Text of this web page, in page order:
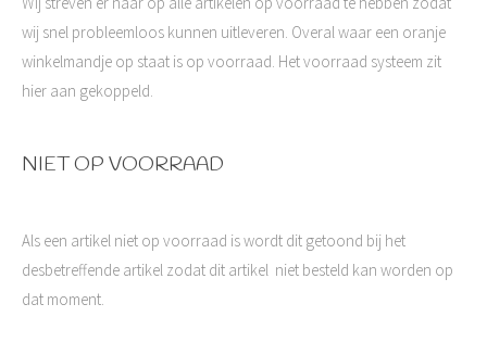
wij snel probleemloos kunnen uitleveren. Overal waar een oranje
winkelmandje op staat is op voorraad. Het voorraad systeem zit
hier aan gekoppeld.
NIET OP VOORRAAD
Als een artikel niet op voorraad is wordt dit getoond bij het
desbetreffende artikel zodat dit artikel niet besteld kan worden op
dat moment.